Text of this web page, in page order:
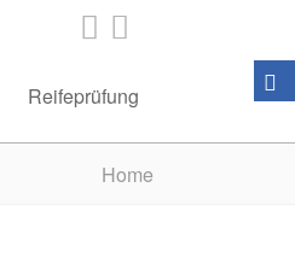
Reifeprüfung
Home